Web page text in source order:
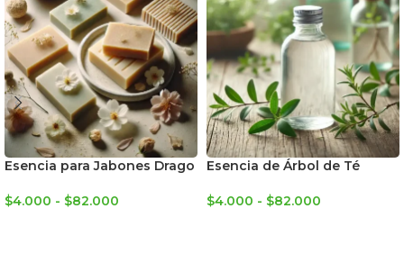
Esencia para Jabones Drago
$4.000 - $82.000
Esencia de Árbol de Té
$4.000 - $82.000